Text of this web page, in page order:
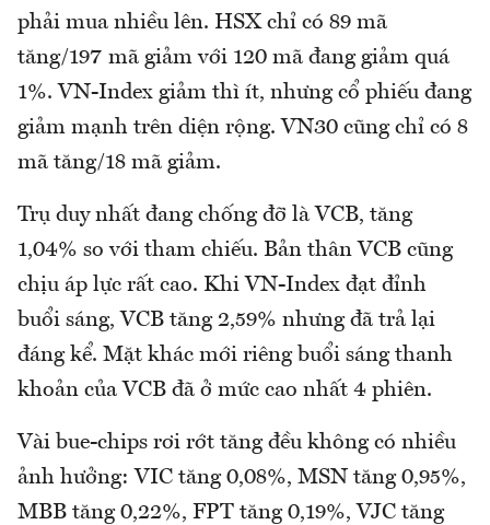
phải mua nhiều lên. HSX chỉ có 89 mã
tăng/197 mã giảm với 120 mã đang giảm quá
1%. VN-Index giảm thì ít, nhưng cổ phiếu đang
giảm mạnh trên diện rộng. VN30 cũng chỉ có 8
mã tăng/18 mã giảm.
Trụ duy nhất đang chống đỡ là VCB, tăng
1,04% so với tham chiếu. Bản thân VCB cũng
chịu áp lực rất cao. Khi VN-Index đạt đỉnh
buổi sáng, VCB tăng 2,59% nhưng đã trả lại
đáng kể. Mặt khác mới riêng buổi sáng thanh
khoản của VCB đã ở mức cao nhất 4 phiên.
Vài bue-chips rơi rớt tăng đều không có nhiều
ảnh hưởng: VIC tăng 0,08%, MSN tăng 0,95%,
MBB tăng 0,22%, FPT tăng 0,19%, VJC tăng